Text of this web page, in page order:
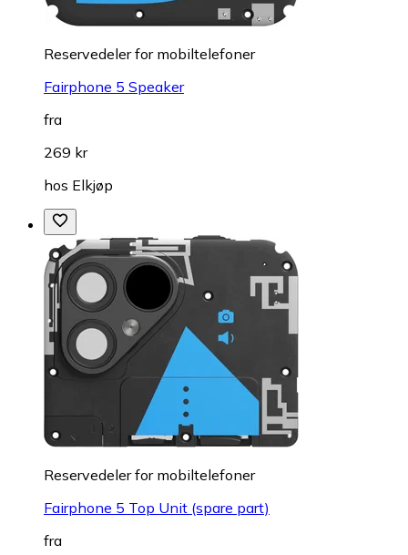
Reservedeler for mobiltelefoner
Fairphone 5 Speaker
fra
269 kr
hos Elkjøp
Reservedeler for mobiltelefoner
Fairphone 5 Top Unit (spare part)
fra